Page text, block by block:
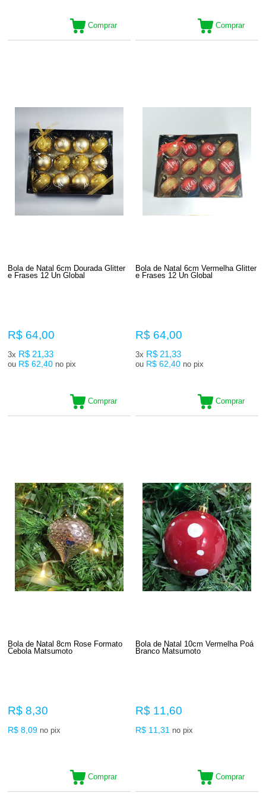
Comprar Comprar
Bola de Natal 6cm Dourada Glitter
e Frases 12 Un Global
R$ 64,00
3x R$ 21,33
ou R$ 62,40 no pix
Comprar
Bola de Natal 6cm Vermelha Glitter
e Frases 12 Un Global
R$ 64,00
3x R$ 21,33
ou R$ 62,40 no pix
Comprar
Bola de Natal 8cm Rose Formato
Cebola Matsumoto
R$ 8,30
R$ 8,09 no pix
Comprar
Bola de Natal 10cm Vermelha Po
Branco Matsumoto
R$ 11,60
R$ 11,31 no pix
Comprar